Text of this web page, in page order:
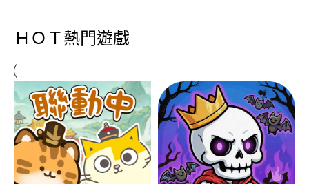
ＨＯＴ熱門遊戲